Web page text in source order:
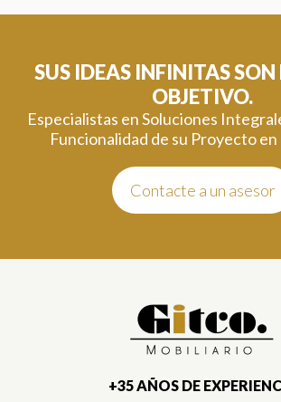
SUS IDEAS INFINITAS SON
OBJETIVO.
Especialistas en Soluciones
Funcionalidad de su Proyecto
Contacte a un asesor
+35 AÑOS DE